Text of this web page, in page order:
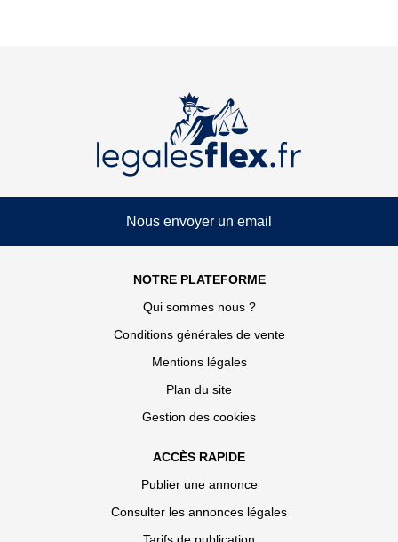
Nous envoyer un email
NOTRE PLATEFORME
Qui sommes nous ?
Conditions générales de vente
Mentions légales
Plan du site
Gestion des cookies
ACCÈS RAPIDE
Publier une annonce
Consulter les annonces légales